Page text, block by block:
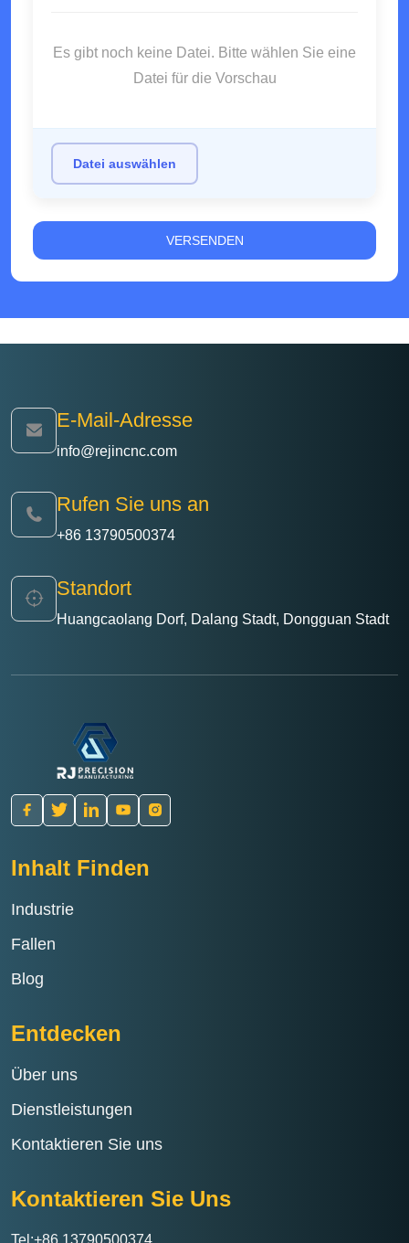
Es gibt noch keine Datei. Bitte wählen Sie eine
Datei für die Vorschau
Datei auswählen
E-Mail-Adresse
info@rejincnc.com
Rufen Sie uns an
+86 13790500374
Standort
Huangcaolang Dorf, Dalang Stadt, Dongguan Stadt
Inhalt Finden
Industrie
Fallen
Blog
Entdecken
Über uns
Dienstleistungen
Kontaktieren Sie uns
Kontaktieren Sie Uns
Tel:+86 13790500374